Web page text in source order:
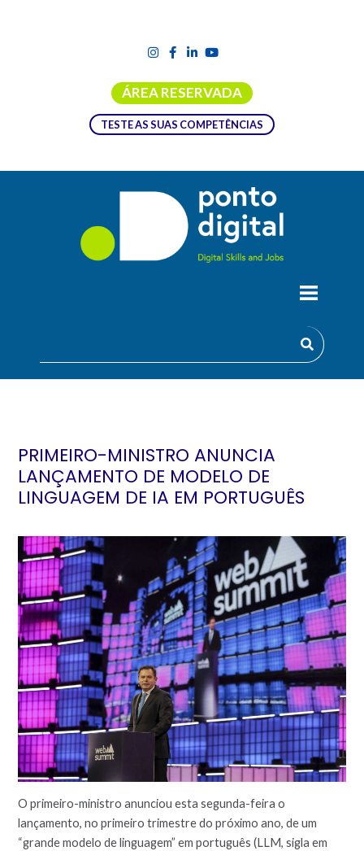
ÁREA RESERVADA
TESTE AS SUAS COMPETÊNCIAS
PRIMEIRO-MINISTRO ANUNCIA
LANÇAMENTO DE MODELO DE
LINGUAGEM DE IA EM PORTUGUÊS
O primeiro-ministro anunciou esta segunda-feira o
lançamento, no primeiro trimestre do próximo ano, de um
“grande modelo de linguagem” em português (LLM, sigla em